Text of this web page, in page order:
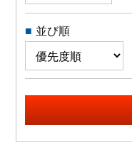
並び順